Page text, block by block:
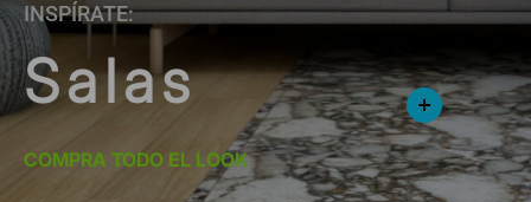
INSPÍRATE:
Salas
COMPRA TODO EL LOOK